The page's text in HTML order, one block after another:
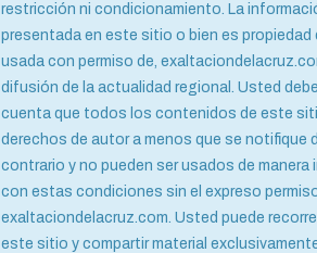
restricción ni condicionamiento. La información
presentada en este sitio o bien es propiedad
usada con permiso de,
difusión de la actualidad regional. Usted
cuenta que todos los contenidos de este
derechos de autor a menos que se notifique
contrario y no pueden ser usados de manera
con estas condiciones sin el expreso
exaltaciondelacruz.com. Usted puede
este sitio y compartir material